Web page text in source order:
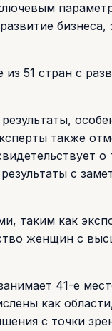
бизнеса,
51 стран с
также
о
с
таким как
женщин с
41-е
как
с точки